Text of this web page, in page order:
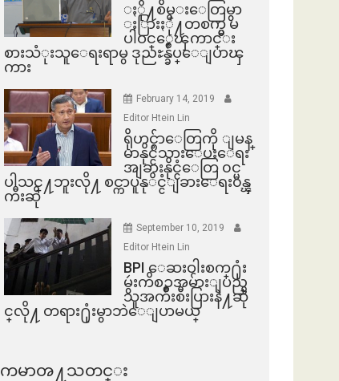
ႏို႔စိမ္းေတြမွာ
ႏြားႏို႔တစက္မွ မ
ပါဝင္ေၾကာင္း
စားသံုးသူေရးရာမွ ဒုညႊန္ခ်ဳပ္ေျပာၾ
ကား
February 14, 2019
Editor Htein Lin
ရိုဟင္ဂ်ာေတြကို ျမန္
မာနိုင္ငံသားေပးေရး
အျခားနိုင္ငံေတြ ၀င္မ
ပါသင္႔ဘူးလို႔ စင္ကာပူနုိင္ငံျခားေရး၀န္ၾ
ကီးဆို
September 10, 2019
Editor Htein Lin
BPI ​ေဆးဝါးစက္​႐ုံး
မွဴးကိစၥအမ်ားျပည္​
သူအက်ိဳးစီးပြားနဲ႔ဆို
င္​လို႔ တရား႐ုံးမွာဘဲေျပာမယ္​
ကမာၻ႔သတင္း